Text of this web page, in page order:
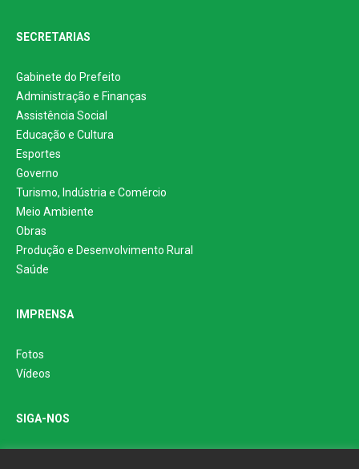
SECRETARIAS
Gabinete do Prefeito
Administração e Finanças
Assistência Social
Educação e Cultura
Esportes
Governo
Turismo, Indústria e Comércio
Meio Ambiente
Obras
Produção e Desenvolvimento Rural
Saúde
IMPRENSA
Fotos
Vídeos
SIGA-NOS